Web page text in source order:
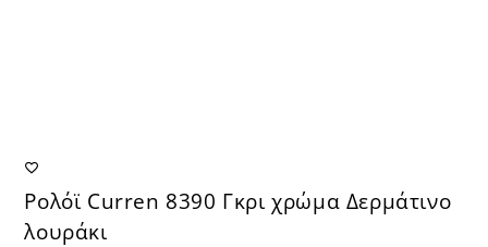
Ρολόϊ Curren 8390 Γκρι χρώμα Δερμάτινο
λουράκι